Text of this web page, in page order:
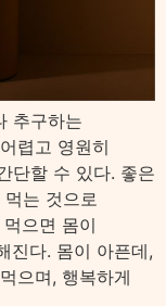
추구하는
렵고 영원히
단할 수 있다. 좋은
는 것으로
으면 몸이
진다. 몸이 아픈데,
으며, 행복하게